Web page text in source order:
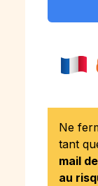
Ne
tant
mail
au